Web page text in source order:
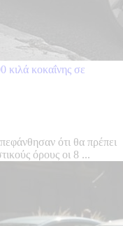
κιλά κοκαΐνης σε
ότι θα πρέπει
όρους οι 8 ...